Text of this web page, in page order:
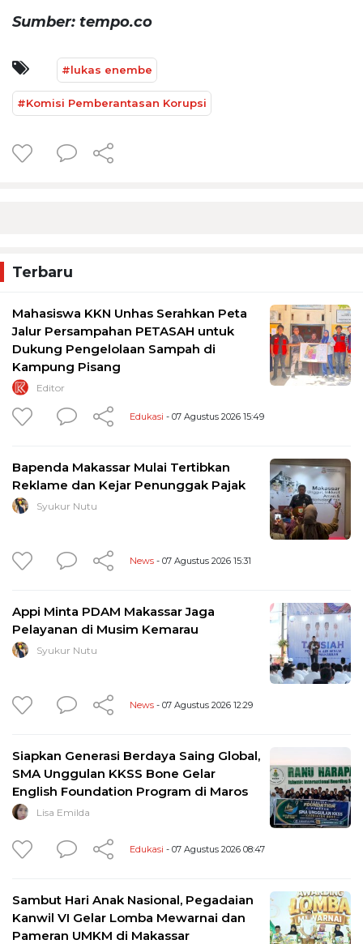
Sumber: tempo.co
#lukas enembe
#Komisi Pemberantasan Korupsi
Terbaru
Mahasiswa KKN Unhas Serahkan Peta
Jalur Persampahan PETASAH untuk
Dukung Pengelolaan Sampah di
Kampung Pisang
Editor
Edukasi - 07 Agustus 2026 15:49
Bapenda Makassar Mulai Tertibkan
Reklame dan Kejar Penunggak Pajak
Syukur Nutu
News - 07 Agustus 2026 15:31
Appi Minta PDAM Makassar Jaga
Pelayanan di Musim Kemarau
Syukur Nutu
News - 07 Agustus 2026 12:29
Siapkan Generasi Berdaya Saing Global,
SMA Unggulan KKSS Bone Gelar
English Foundation Program di Maros
Lisa Emilda
Edukasi - 07 Agustus 2026 08:47
Sambut Hari Anak Nasional, Pegadaian
Kanwil VI Gelar Lomba Mewarnai dan
Pameran UMKM di Makassar